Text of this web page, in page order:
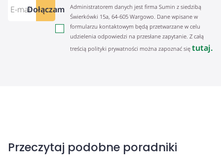
Dołączam
Administratorem danych jest firma Sumin z siedzibą
Świerkówki 15a, 64-605 Wargowo. Dane wpisane w
formularzu kontaktowym będą przetwarzane w celu
udzielenia odpowiedzi na przesłane zapytanie. Z całą
treścią polityki prywatności można zapoznać się tutaj.
Przeczytaj podobne poradniki